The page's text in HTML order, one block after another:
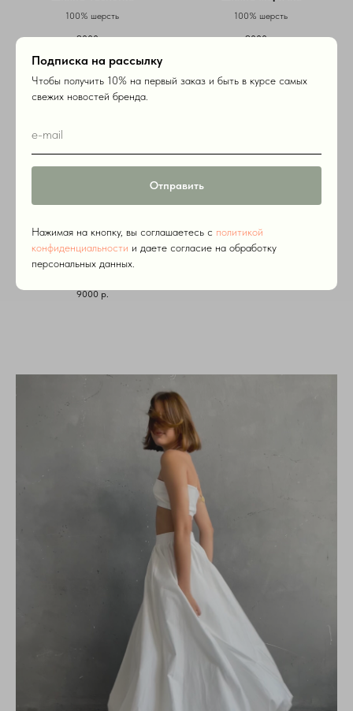
Подписка на рассылку
Чтобы получить 10% на первый заказ и быть в курсе самых
свежих новостей бренда.
Отправить
Нажимая на кнопку, вы соглашаетесь c политикой
конфиденциальности и даете согласие на обработку
персональных данных.
100% шерсть
9000 р.
100% шерсть
9000 р.
Шляпа-морячка
100% шерсть
9000 р.